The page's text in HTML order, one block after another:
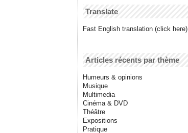
Translate
Fast English translation (click here)
Articles récents par thème
Humeurs & opinions
Musique
Multimedia
Cinéma & DVD
Théâtre
Expositions
Pratique